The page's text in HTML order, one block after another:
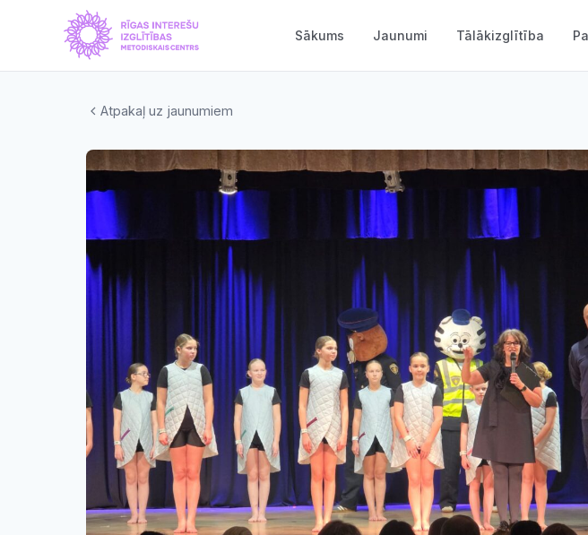
Sākums Jaunumi Tālākizglītība
Atpakaļ uz jaunumiem